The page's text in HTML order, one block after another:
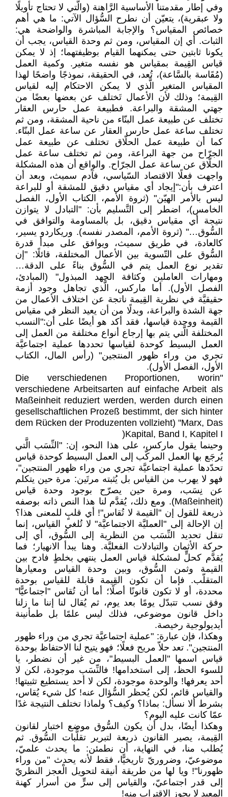
وفي إطار مقدمتنا الأساسية الرَّاهنة (والَّتي لا تحتاج تأويلًا
ولا عبقرية)، يتعيّن أن نطرح السُّؤال الآتي: ما هي أهم
خصائص المقياس؟ والإجابة المباشرة والواضحة هي:
الثبات. أي إن المقياس، ومن ثم وحدة القياس، يجب أن
يكونا ثابتين حتى يمكنهما القيام بوظيفتهما؛ إذ لا يمكن
قياس القِيمة بمقياس هو نفسه متغير. وكمية العمل
(مُقَاسة بالسَّاعة)، تُعد، في الحقيقة، نموذجًا واضحًا لهذا
المقياس المتغير الَّذي لا يمكن الاحتكام إليه لقياس
القِيمة؛ وذلك لأن الأعمال تَختلف عن بعضها بعضًا من
جهتي المشقة والبراعة. فطبيعة عمل حارس العقار
تختلف عن طبيعة عمل البنّاء من ناحية المشقة، ومن ثم
تختلف ساعة عمل حارس العقار عن ساعة عمل البنّاء.
كما أن طبيعة عمل الحلّاق تختلف عن طبيعة عمل
الجرّاح من جهة البراعة، ومن ثم تختلف ساعة عمل
الحلّاق عن ساعة عمل الجرّاح. والواقع أن هذه المشكلة
واجهت فعلًا الاقتصاد السّياسي، فآدم سميث، وبعد أن
اعترف بأن:"إيجاد أي مقياس دقيق للمشقة أو للبراعة
ليس بالأمر الهيّن" (ثروة الأمم، الكتاب الأول، الفصل
الخامس)، اضطر إلى التَّسليم بأن: "التبادل لا يتوازن
نتيجة أي مقياس دقيق، بل بالمساومة والتوافق في
السُّوق…" (ثروة الأمم، المصدر نفسه). وريكاردو يسير،
كالعادة، في طريق سميث، ويوافق على مبدأ قدرة
السُّوق على التّسوية بين الأعمال المختلفة، قائلًا: "إن
تقدير نوع العمل يتم في السُّوق بناءً على الدقة…
ومهارات العاملين وكثافة الجهد المبذول" (المبادئ،
الفصل الأول). أما ماركس، الَّذي تجاهل وجود أزمة
حقيقيَّة في نظرية القِيمة ناتجة عن اختلاف الأعمال من
جهة الشدة والبراعة، وبدلًا من أن يعيد النظر في مقياس
القيمة ووحدة قياسها، فقد أكد هو أيضًا على أن:"النسب
المختلفة الَّتي يتم بها إرجاع أنواع مختلفة من العمل إلى
العمل البسيط كوحدة لقياسها تحددها عملية اجتماعيَّة
تجري من وراء ظهور المنتجين" (رأس المال، الكتاب
الأول، الفصل الأول).
"Die verschiedenen Proportionen, worin
verschiedene Arbeitsarten auf einfache Arbeit als
Maßeinheit reduziert werden, werden durch einen
gesellschaftlichen Prozeß bestimmt, der sich hinter
dem Rücken der Produzenten vollzieht) "Marx, Das
Kapital, Band I, Kapitel I(
وحينما يقول ماركس، على هذا النحو، إن: "النِّسَب الَّتي
يُرجَع بها العمل المركّب إلى العمل البسيط كوحدة قياس
تحدّدها عملية اجتماعيَّة تجري من وراء ظهور المنتجين"،
فهو لا يهرب من القياس بل يُثبته مرتَين: مرة حين يتكلم
عن نِسَب، ومرة حين يصرّح بوجود وحدة قياس
(Maßeinheit). ومع ذلك، يُقدَّم لنا هذا النص ذاته بوصفه
ذريعة للقول إن "القيمة لا تُقاس"! أي قلبٍ للمعنى هذا؟
إن الإحالة إلى "العمليَّة الاجتماعيَّة" لا تُلغي القياس، إنما
تنقل تحديد النِّسَب من النظرية إلى السُّوق، أي إلى
حركة الأثمان والتبادلات الفعليَّة. وهنا يبدأ الانهيار؛ فما
يُقدَّم كحلٍّ لمشكلة قياس العمل ينتهي بخلطٍ فادح بين
القيمة وثمن السُّوق، وبين وحدة القياس ومعيارها
المتقلّب. فإما أن تكون القِيمة قابلة للقياس بوحدة
محددة، أو لا تكون قانونًا أصلًا؛ أما أن تُقاس "اجتماعيًّا"
وفق نسب تتبدّل يومًا بعد يوم، ثم يُقال لنا إننا ما زلنا
داخل قانون موضوعي، فذلك ليس علمًا بل طمأنينة
أيديولوجية رخيصة.
وهكذا، فإن عبارة: "عملية اجتماعيَّة تجري من وراء ظهور
المنتجين". تعد حلاّ مريح فعلًا؛ فهو يتيح لنا الاحتفاظ بوحدة
قياس اسمها "العمل البسيط"، من غير أن نضطر، يا
للسوء الحظ، إلى استخدامها! فالنِّسَب موجودة، لكن لا
أحد يعرفها! والوحدة موجودة، لكن لا أحد يستطيع تثبيتها!
والقياس قائم، لكن يُحظر السُّؤال عنه! كل شيء يُقاس،
بشرط ألا نسأل: بماذا؟ وكيف؟ ولماذا تختلف النتيجة غدًا
عمّا كانت عليه اليوم؟
وهكذا أيضًا، بدل أن يكون السُّوق موضع اختبار لقانون
القِيمة، يصير القانون ذريعة لتبرير تقلُّبات السُّوق. ثم
يُطلب منا، في النهاية، أن نطمئن: ما يحدث علميّ،
موضوعيّ، وضروريّ تاريخيًّا، فقط لأنه يحدث "من وراء
ظهورنا"! ويا لها من طريقة أنيقة لتحويل الْعجز النظريّ
إلى قدر اجتماعيّ، والقياس إلى سرٍّ من أسرار كهنة
المعبد لا يجوز الاقتراب منه!